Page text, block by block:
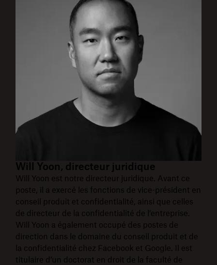
Will Yoon, directeur juridique
Will Yoon est notre directeur juridique. Avant ce
poste, il a exercé les fonctions de vice-président en
conseil produit et confidentialité, ainsi que celles
de directeur de la confidentialité de l’entreprise.
Will Yoon a également occupé des postes de
direction dans le domaine du conseil produit et de
la confidentialité chez Facebook et Google. Il est
titulaire d’un doctorat en droit de la faculté de